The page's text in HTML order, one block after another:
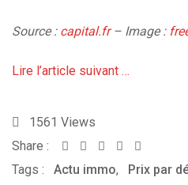
Source : capital.fr– Image :
Lire l’article suivant …
1561 Views
Share :
Whatsapp
Share
via
Tags : Actu immo, Prix par